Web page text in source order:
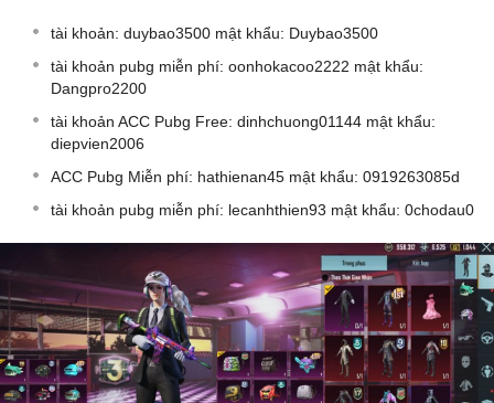
tài khoản: duybao3500 mật khẩu: Duybao3500
tài khoản pubg miễn phí: oonhokacoo2222 mật khẩu:
Dangpro2200
tài khoản ACC Pubg Free: dinhchuong01144 mật khẩu:
diepvien2006
ACC Pubg Miễn phí: hathienan45 mật khẩu: 0919263085d
tài khoản pubg miễn phí: lecanhthien93 mật khẩu: 0chodau0